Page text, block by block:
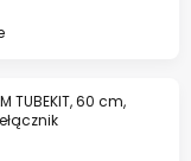
TUBEKIT, 60 cm,